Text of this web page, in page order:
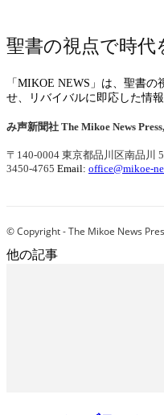
聖書の視点で時代
「MIKOE NEWS」は、聖書
せ、リバイバルに即応した情報
み声新聞社 The Mikoe News
〒140-0004 東京都品川区南品川
3450-4765 Email: office@mikoe-
© Copyright - The Mikoe News
他の記事